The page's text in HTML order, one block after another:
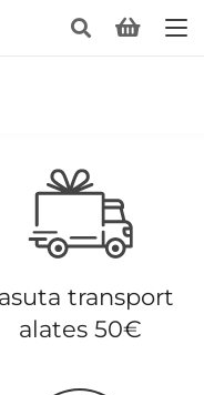
transport
alates 50€